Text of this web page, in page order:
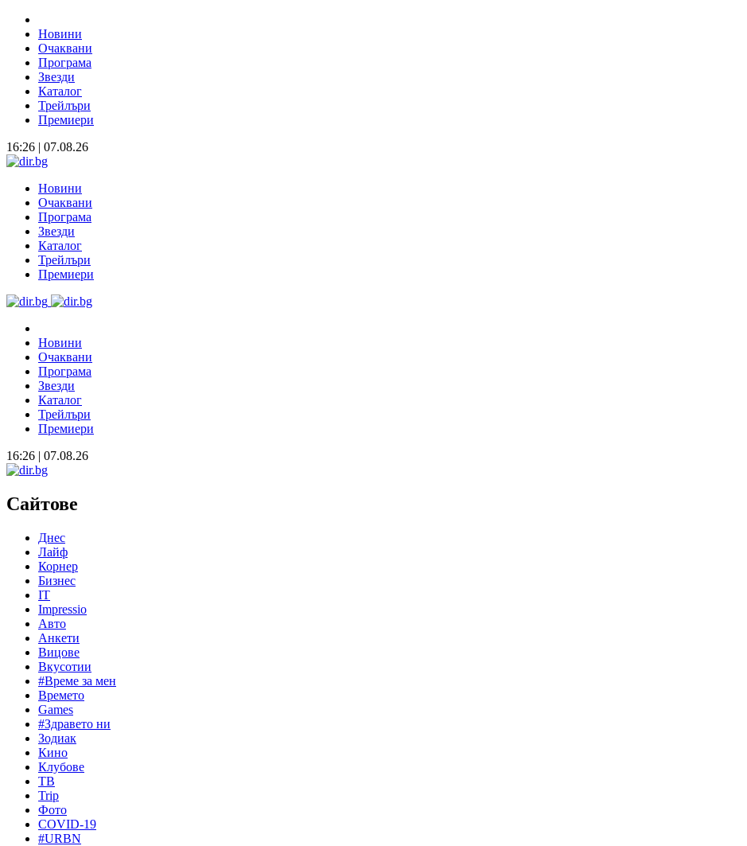
Новини
Очаквани
Програма
Звезди
Каталог
Трейлъри
Премиери
16:26 | 07.08.26
Новини
Очаквани
Програма
Звезди
Каталог
Трейлъри
Премиери
Новини
Очаквани
Програма
Звезди
Каталог
Трейлъри
Премиери
16:26 | 07.08.26
Сайтове
Днес
Лайф
Корнер
Бизнес
IT
Impressio
Авто
Анкети
Вицове
Вкусотии
#Време за мен
Времето
Games
#Здравето ни
Зодиак
Кино
Клубове
ТВ
Trip
Фото
COVID-19
#URBN